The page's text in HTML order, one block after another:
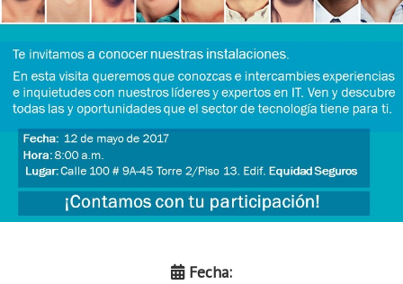
Fecha:
Proyecto de grado
Reingreso
Reintegro
Retiro voluntario
Transferencia
Tarifas
Grado